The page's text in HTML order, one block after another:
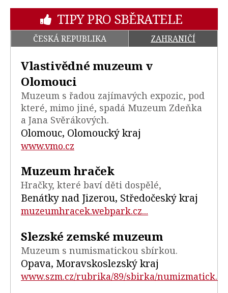
TIPY PRO SBĚRATELE
ČESKÁ REPUBLIKA ZAHRANIČÍ
Vlastivědné muzeum v
Olomouci
Muzeum s řadou zajímavých expozic, pod
které, mimo jiné, spadá Muzeum Zdeňka
a Jana Svěrákových.
Olomouc, Olomoucký kraj
www.vmo.cz
Muzeum hraček
Hračky, které baví děti dospělé,
Benátky nad Jizerou, Středočeský kraj
muzeumhracek.webpark.cz...
Slezské zemské muzeum
Muzeum s numismatickou sbírkou.
Opava, Moravskoslezský kraj
www.szm.cz/rubrika/89/sbirka/numizmatick...